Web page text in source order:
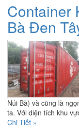
Container
Bà Đen
Núi Bà) và cũng là
ta. Với diện tích khu
Chi Tiết »